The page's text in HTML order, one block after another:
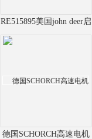
RE515895美国john deer启
德国SCHORCH高速电机